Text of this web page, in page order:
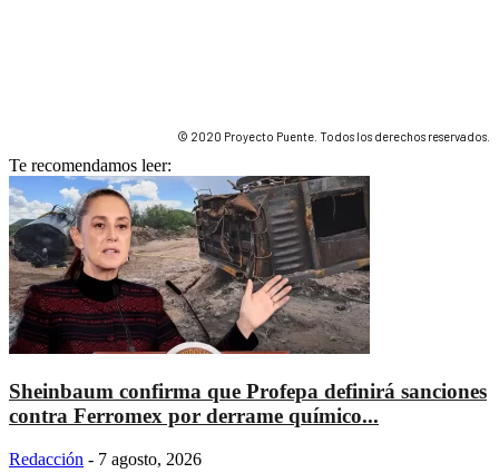
© 2020 Proyecto Puente. Todos los derechos reservados.
Te recomendamos leer:
Sheinbaum confirma que Profepa definirá sanciones
contra Ferromex por derrame químico...
Redacción - 7 agosto, 2026